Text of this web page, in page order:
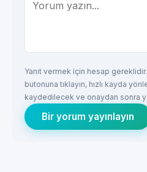
Yanıt vermek için hesap gereklidir.
butonuna tıklayın, hızlı kayda
kaydedilecek ve onaydan sonra
Bir yorum yayınlayın